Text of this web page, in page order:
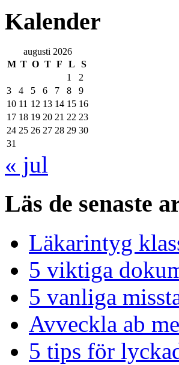
Kalender
augusti 2026
M T O T F L
S
1
2
3
4 5 6 7 8
9
10 11 12 13 14 15 16
17 18 19 20 21 22 23
24 25 26 27 28 29 30
31
« jul
Läs de senaste
Läkarintyg
5 viktiga
5 vanliga
Avveckla ab
5 tips för